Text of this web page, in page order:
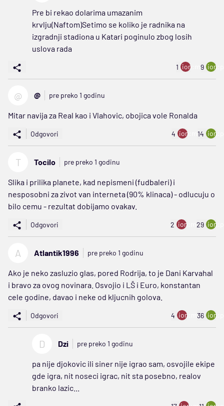
Pre bi rekao dolarima umazanim
krvlju(Naftom)Setimo se koliko je radnika na
izgradnji stadiona u Katari poginulo zbog losih
uslova rada
1 ion:minus
9
@ @ pre preko 1 godinu
Mitar navija za Real kao i Vlahovic, obojica vole Ronalda
Odgovori 4 ion:minus
14
T Tocilo pre preko 1 godinu
Slika i prilika planete, kad nepismeni (fudbaleri) i
nesposobni za zivot van interneta (90% klinaca) - odlucuju o
bilo cemu - rezultat dobijamo ovakav.
Odgovori 2 ion:minus
29
A Atlantik1996 pre preko 1 godinu
Ako je neko zasluzio glas, pored Rodrija, to je Dani Karvahal
i bravo za ovog novinara. Osvojio i LŠ i Euro, konstantan
cele godine, davao i neke od kljucnih golova.
Odgovori 4 ion:minus
36
D Dzi pre preko 1 godinu
pa nije djokovic ili siner nije igrao sam, osvojile ekipe
gde igra, nit noseci igrac, nit sta posebno, realov
branko lazic...